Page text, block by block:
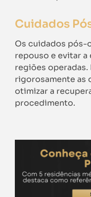
Cuidados
Os cuidados
repouso e evitar a
regiões operadas.
rigorosamente as
otimizar a
procedimento.